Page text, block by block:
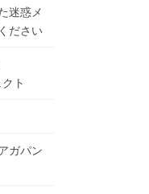
迷惑メ
ださい
ト
ガパン